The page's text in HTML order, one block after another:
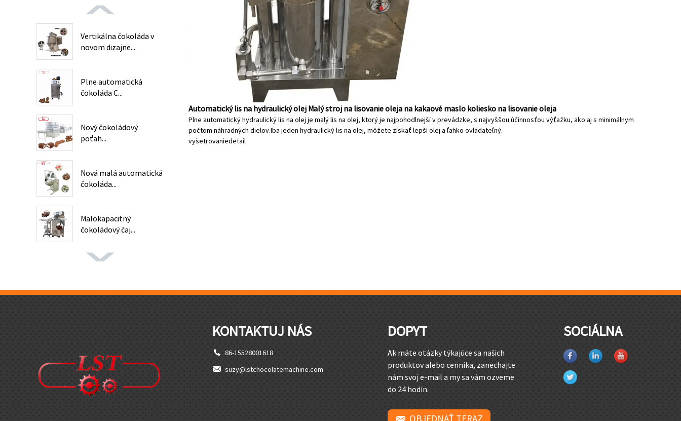
Vertikálna čokoláda v
novom dizajne...
Plne automatická
čokoláda C...
Nový čokoládový
poťah...
Nová malá automatická
čokoláda...
Malokapacitný
čokoládový čaj...
Automatický lis na hydraulický olej Malý stroj na lisovanie oleja na kakaové maslo koliesko na lisovanie oleja
Plne automatický hydraulický lis na olej je malý lis na olej, ktorý je najpohodlnejší v prevádzke, s najvyššou účinnosťou výťažku, ako aj s minimálnym
počtom náhradných dielov.Iba jeden hydraulický lis na olej, môžete získať lepší olej a ľahko ovládateľný.
vyšetrovaniedetail
KONTAKTUJ NÁS
86-15528001618
suzy@lstchocolatemachine.com
DOPYT
Ak máte otázky týkajúce sa našich
produktov alebo cenníka, zanechajte
nám svoj e-mail a my sa vám ozveme
do 24 hodín.
OBJEDNAŤ TERAZ
SOCIÁLNA